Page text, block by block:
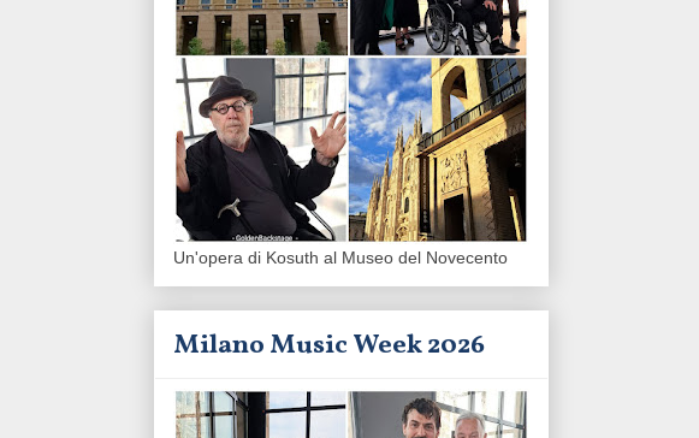
Un'opera di Kosuth al Museo del Novecento
Milano Music Week 2026